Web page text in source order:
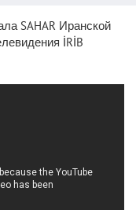
SAHAR Иранской
İRİB